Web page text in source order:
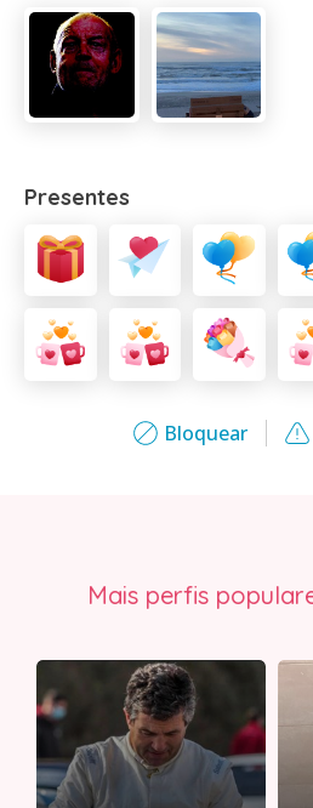
Bloquear
Presentes
Mais perfis